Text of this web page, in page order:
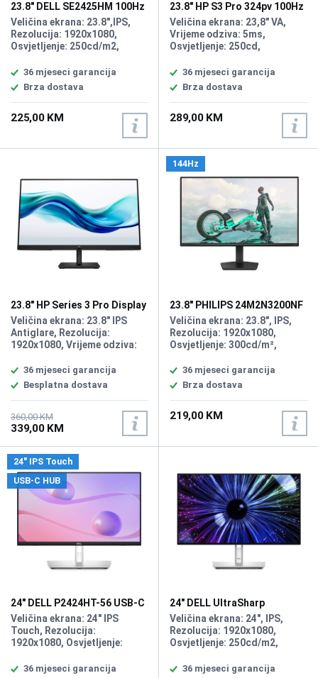
23.8" DELL SE2425HM 100Hz
Display
Veličina ekrana: 23.8",IPS,
Rezolucija: 1920x1080,
Osvjetljenje: 250cd/m2,
Osvježenje: 100Hz, Priključci:
HDMI, VGA.
36 mjeseci garancija
Brza dostava
225,00 KM
23.8" HP S3 Pro 324pv 100Hz
Display 9U5C1AA
Veličina ekrana: 23,8" VA,
Vrijeme odziva: 5ms,
Osvjetljenje: 250cd,
3000:1, Priključci: VGA, HDMI
36 mjeseci garancija
Brza dostava
289,00 KM
23.8" HP Series 3 Pro Display
9U5J5UT
Veličina ekrana: 23.8" IPS
Antiglare, Rezolucija:
1920x1080, Vrijeme odziva:
Kontrast: 1000:1,
Osvjetljenje: 250 cd/m2,
Priključci: VGA, HDMI,
DisplayPort
36 mjeseci garancija
Besplatna dostava
360,00 KM
339,00 KM
144Hz
23.8" PHILIPS 24M2N3200NF
144Hz Gaming Display
Veličina ekrana: 23.8", IPS,
Rezolucija: 1920x1080,
Osvjetljenje: 300cd/m²,
Osvježenje: 144Hz, Priključci:
DP, HDMI
36 mjeseci garancija
Brza dostava
219,00 KM
24" IPS Touch
USB-C HUB
24" DELL P2424HT-56 USB-C
HUB Touch Display
Veličina ekrana: 24" IPS
Touch, Rezolucija:
1920x1080, Osvjetljenje:
Vrijeme odziva: 8ms/5ms,
36 mjeseci garancija
24" DELL UltraSharp
U2424H-56 120Hz Display
Veličina ekrana: 24", IPS,
Rezolucija: 1920x1080,
Osvjetljenje: 250cd/m2,
Osvježenje: 120Hz, Priključci:
36 mjeseci garancija